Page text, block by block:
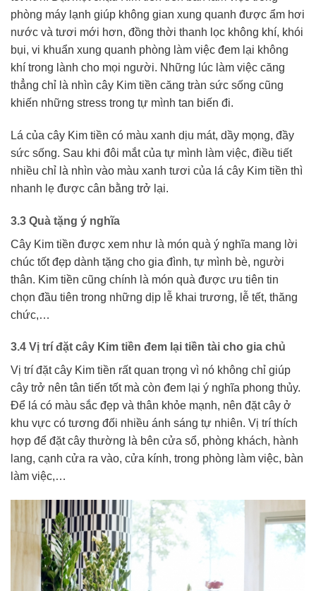
phòng máy lạnh giúp không gian xung quanh được ẩm hơi
nước và tươi mới hơn, đồng thời thanh lọc không khí, khói
bụi, vi khuẩn xung quanh phòng làm việc đem lại không
khí trong lành cho mọi người. Những lúc làm việc căng
thẳng chỉ là nhìn cây Kim tiền căng tràn sức sống cũng
khiến những stress trong tự mình tan biến đi.
Lá của cây Kim tiền có màu xanh dịu mát, dầy mọng, đầy
sức sống. Sau khi đôi mắt của tự mình làm việc, điều tiết
nhiều chỉ là nhìn vào màu xanh tươi của lá cây Kim tiền thì
nhanh lẹ được cân bằng trở lại.
3.3 Quà tặng ý nghĩa
Cây Kim tiền được xem như là món quà ý nghĩa mang lời
chúc tốt đẹp dành tặng cho gia đình, tự mình bè, người
thân. Kim tiền cũng chính là món quà được ưu tiên tin
chọn đầu tiên trong những dịp lễ khai trương, lễ tết, thăng
chức,…
3.4 Vị trí đặt cây Kim tiền đem lại tiền tài cho gia chủ
Vị trí đặt cây Kim tiền rất quan trọng vì nó không chỉ giúp
cây trở nên tân tiến tốt mà còn đem lại ý nghĩa phong thủy.
Để lá có màu sắc đẹp và thân khỏe mạnh, nên đặt cây ở
khu vực có tương đối nhiều ánh sáng tự nhiên. Vị trí thích
hợp để đặt cây thường là bên cửa sổ, phòng khách, hành
lang, cạnh cửa ra vào, cửa kính, trong phòng làm việc, bàn
làm việc,…